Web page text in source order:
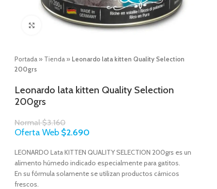
Click to enlarge
Portada » Tienda » Leonardo lata kitten Quality Selection
200grs
Leonardo lata kitten Quality Selection
200grs
Normal$3.160
Oferta Web $2.690
LEONARDO Lata KITTEN QUALITY SELECTION 200grs es un
alimento húmedo indicado especialmente para gatitos.
En su fórmula solamente se utilizan productos cárnicos
frescos.